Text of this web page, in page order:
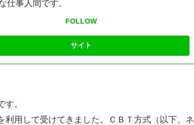
仕事人間です。
FOLLOW
。
用して受けてきました。ＣＢＴ方式（以下、ネ